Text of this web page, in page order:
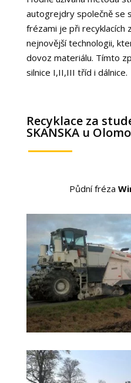
autogrejdry společně se
frézami je při recyklacích
nejnovější technologii,
dovoz materiálu. Tímto
silnice I,II,III tříd i dálnice.
Recyklace za
SKANSKA u
Půdní fréza